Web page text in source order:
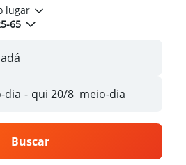
lugar
65
dia - qui 20/8 meio-dia
Buscar